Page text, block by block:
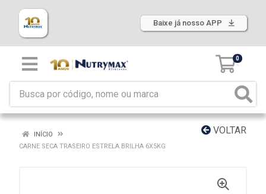
Baixe já nosso APP
0
VOLTAR
INÍCIO
CARNE SECA TRASEIRO ESTRELA BRILHA 6X5KG